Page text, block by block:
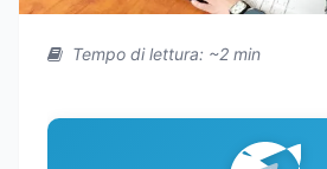
Tempo di lettura: ~2 min